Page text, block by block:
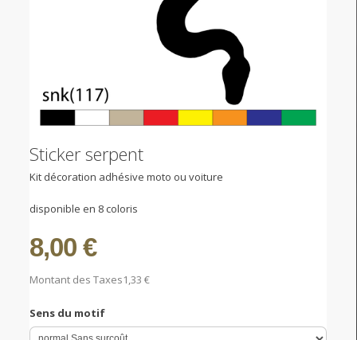
Sticker serpent
Kit décoration adhésive moto ou voiture
disponible en 8 coloris
8,00 €
Montant des Taxes1,33 €
Sens du motif